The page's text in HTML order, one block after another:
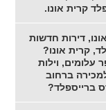
קרית אונו.
דירות חדשות
קרית אונו?
עלומים, וילות
ברחוב
ברייספלד?